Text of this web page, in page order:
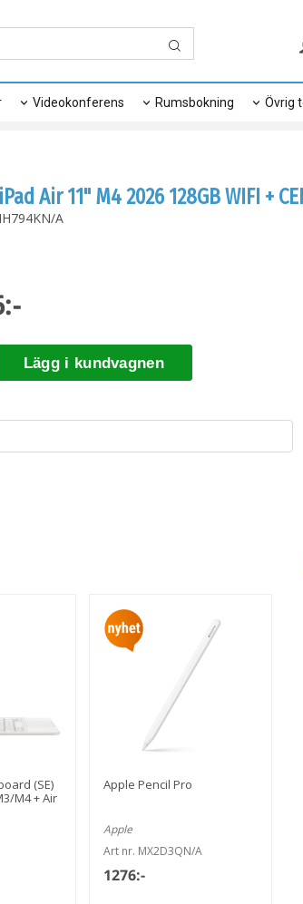
Videokonferens Rumsbokning Övrig
Air 11" M4 2026 128GB WIFI +
A
Lägg i kundvagnen
(SE)
M4 + Air
Apple Pencil Pro
Apple
Art nr. MX2D3QN/A
1276:-